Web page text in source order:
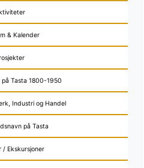
& Kalender
på Tasta 1800-1950
Industri og Handel
på Tasta
/ Ekskursjoner